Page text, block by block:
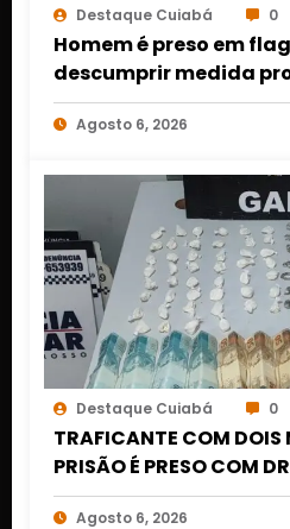
Destaque Cuiabá 0
Homem é preso em
descumprir medida
Cuiabá após
do pânico
Agosto 6, 2026
Destaque Cuiabá 0
TRAFICANTE COM DOIS
PRISÃO É PRESO COM
DINHEIRO NO 1º DE
Agosto 6, 2026